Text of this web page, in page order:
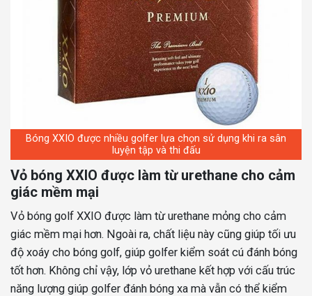
Bóng XXIO được nhiều golfer lựa chọn sử dụng khi ra sân
luyện tập và thi đấu
Vỏ bóng XXIO được làm từ urethane cho cảm
giác mềm mại
Vỏ bóng golf XXIO được làm từ urethane mỏng cho cảm
giác mềm mại hơn. Ngoài ra, chất liệu này cũng giúp tối ưu
độ xoáy cho bóng golf, giúp golfer kiểm soát cú đánh bóng
tốt hơn. Không chỉ vậy, lớp vỏ urethane kết hợp với cấu trúc
năng lượng giúp golfer đánh bóng xa mà vẫn có thể kiểm